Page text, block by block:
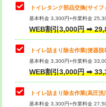
トイレタンク部品交換(サイフ
基本料金 3,300円+作業料金
WEB割引3,000円 ➡
トイレ詰まり除去作業(便器脱
基本料金 3,300円+作業料金
WEB割引3,000円 ➡
トイレ詰まり除去作業(高圧洗
基本料金 3,300円+作業料金